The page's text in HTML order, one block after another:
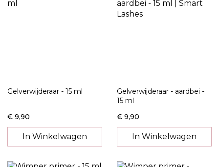
Gelverwijderaar - 15 ml
€ 9,90
In Winkelwagen
Gelverwijderaar - aardbei -
15 ml
€ 9,90
In Winkelwagen